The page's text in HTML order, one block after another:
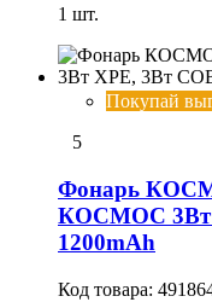
1 шт.
Покупай
5
Фонарь
КОСМОС 3Вт
1200mAh
Код товара: